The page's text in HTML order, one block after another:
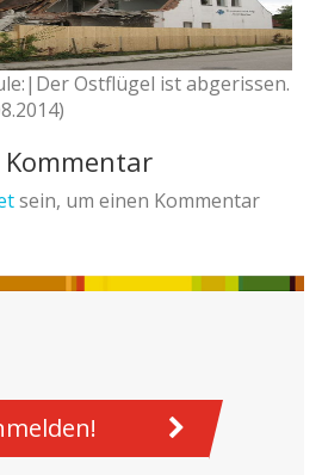
Ostflügel ist abgerissen.
Kommentar
sein, um einen Kommentar